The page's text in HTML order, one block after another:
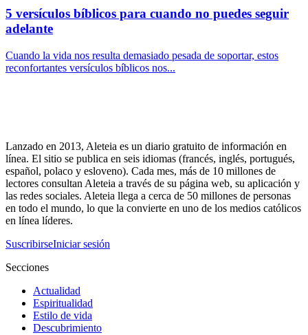
5 versículos bíblicos para cuando no puedes seguir
adelante
Cuando la vida nos resulta demasiado pesada de soportar, estos
reconfortantes versículos bíblicos nos...
Lanzado en 2013, Aleteia es un diario gratuito de información en
línea. El sitio se publica en seis idiomas (francés, inglés, portugués,
español, polaco y esloveno). Cada mes, más de 10 millones de
lectores consultan Aleteia a través de su página web, su aplicación y
las redes sociales. Aleteia llega a cerca de 50 millones de personas
en todo el mundo, lo que la convierte en uno de los medios católicos
en línea líderes.
SuscribirseIniciar sesión
Secciones
Actualidad
Espiritualidad
Estilo de vida
Descubrimiento